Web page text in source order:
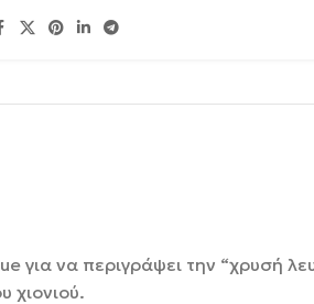
για να περιγράψει την “χρυσή
χιονιού.